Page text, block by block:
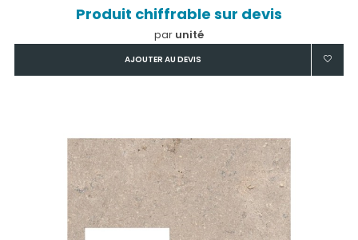
Produit chiffrable sur devis
par unité
AJOUTER AU DEVIS